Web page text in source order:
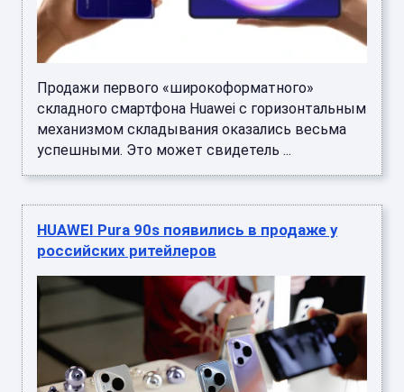
Продажи первого «широкоформатного»
складного смартфона Huawei с горизонтальным
механизмом складывания оказались весьма
успешными. Это может свидетель ...
HUAWEI Pura 90s появились в продаже у
российских ритейлеров